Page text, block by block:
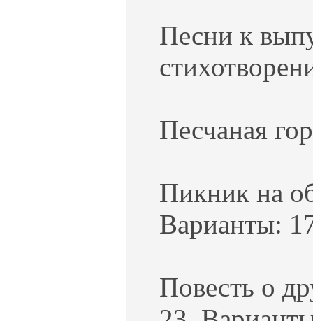
Песни к
Песчаная
Пикник на
Варианты:
Повесть о